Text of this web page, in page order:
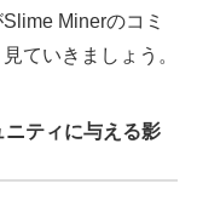
Minerのコミ
ていきましょう。
ティに与える影